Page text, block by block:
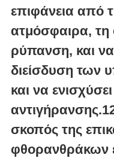
επιφάνεια από
ατμόσφαιρα, τη
ρύπανση, και
διείσδυση των
και να
σκοπός της
φθορανθράκων